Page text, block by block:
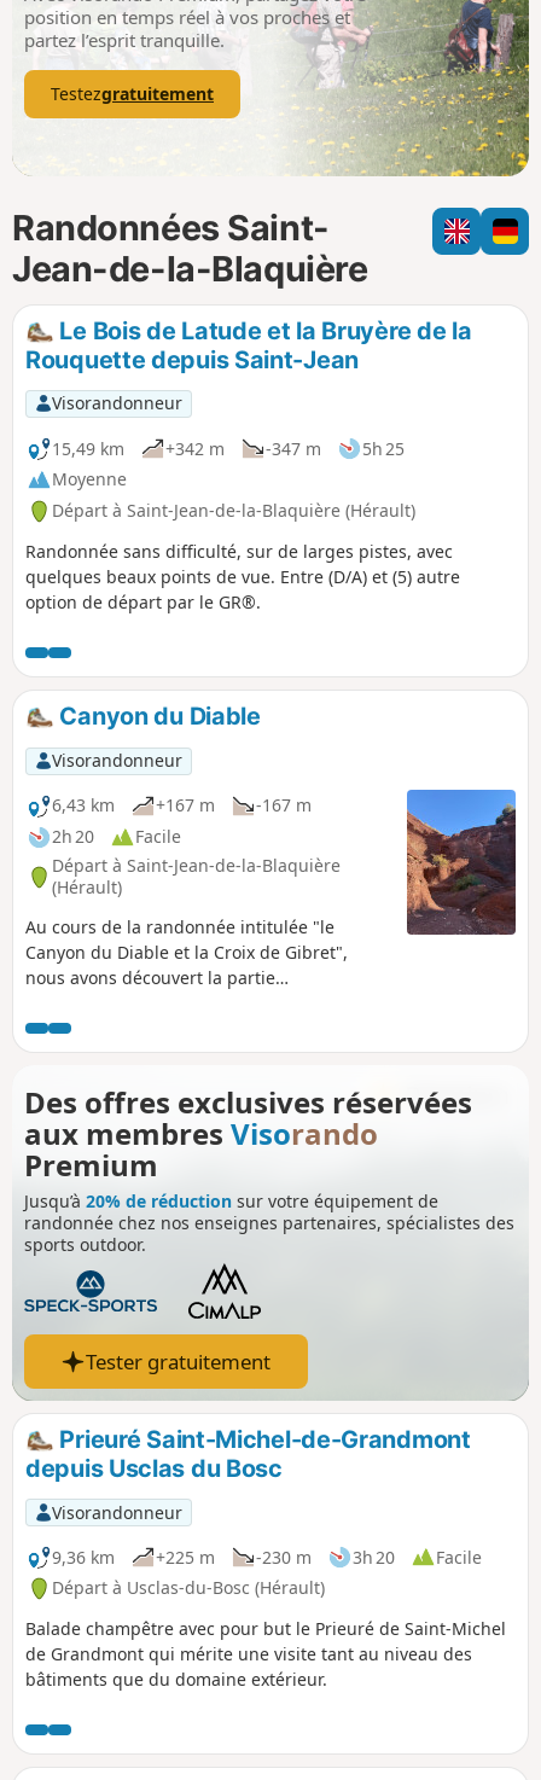
p
position en temps réel à vos proches et
partez l’esprit tranquille.
Testezgratuitement
Randonnées Saint-
Jean-de-la-Blaquière
Le Bois de Latude et la Bruyère de la
Rouquette depuis Saint-Jean
Visorandonneur
15,49 km
+342 m -347 m
5h 25
Moyenne
Départ à Saint-Jean-de-la-Blaquière (Hérault)
Randonnée sans difficulté, sur de larges pistes, avec
quelques beaux points de vue. Entre (D/A) et (5) autre
option de départ par le GR®.
Canyon du Diable
Visorandonneur
6,43 km
+167 m
-167 m
2h 20
Facile
Départ à Saint-Jean-de-la-Blaquière
(Hérault)
Au cours de la randonnée intitulée "le
Canyon du Diable et la Croix de Gibret",
nous avons découvert la partie
décrite aujourd'hui, qui présente un énorme
contraste de paysage, ne concerne que la
exceptionnel que nous avons voulu faire
découvrir à nos amis sans refaire la longue
rando effectuée précédemment. Elle se
développe dans une formation géologique
très particulière appelée "ruffe" (terme
employé dans l'Hérault pour désigner les
terres rouges formées de pélites). La
randonnée se fait en aller/retour et ne
présente pas de difficultés particulières.
Des offres exclusives réservées
aux membres Visorando
Premium
Jusqu’à 20% de réduction sur votre équipement de
randonnée chez nos enseignes partenaires, spécialistes des
sports outdoor.
Tester gratuitement
Prieuré Saint-Michel-de-Grandmont
depuis Usclas du Bosc
Visorandonneur
9,36 km
+225 m -230 m 3h 20
Facile
Départ à Usclas-du-Bosc (Hérault)
Balade champêtre avec pour but le Prieuré de Saint-Michel
de Grandmont qui mérite une visite tant au niveau des
bâtiments que du domaine extérieur.